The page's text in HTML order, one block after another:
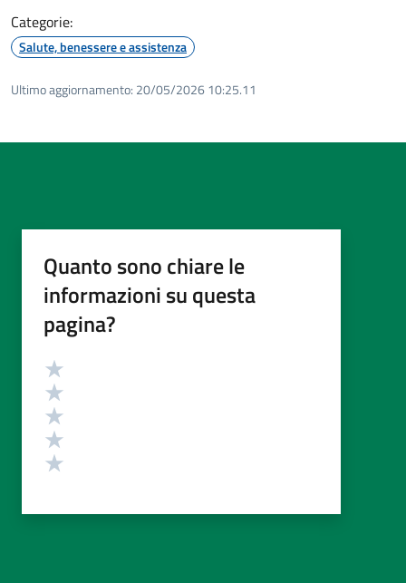
Categorie:
Salute, benessere e assistenza
Ultimo aggiornamento: 20/05/2026 10:25.11
Quanto sono chiare le
informazioni su questa
pagina?
Valutazione